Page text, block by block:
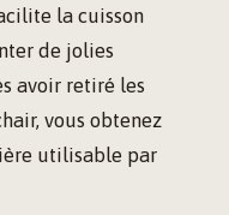
la cuisson
de jolies
avoir retiré les
vous obtenez
utilisable par